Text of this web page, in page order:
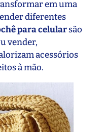
em uma
diferentes
para celularsão
vender,
acessórios
à mão.